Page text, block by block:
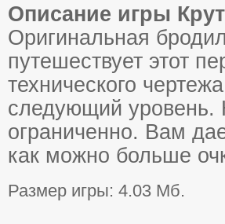
Описание игры
Оригинальная
путешествует этот
технического
следующий уровень.
ограниченно. Вам
как можно больше
Размер игры: 4.03 Мб.